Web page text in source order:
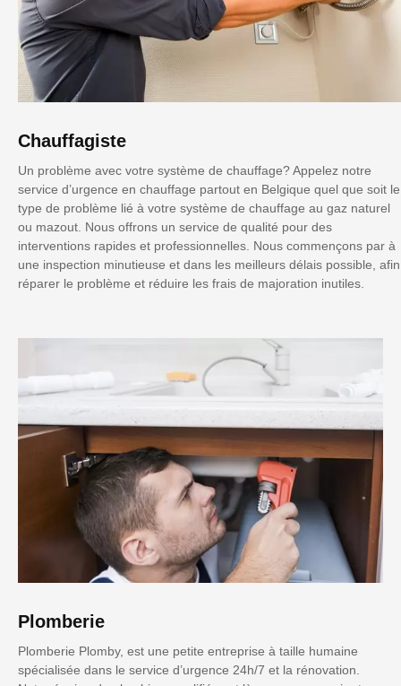
Chauffagiste
Un problème avec votre système de chauffage? Appelez notre
service d’urgence en chauffage partout en Belgique quel que soit le
type de problème lié à votre système de chauffage au gaz naturel
ou mazout. Nous offrons un service de qualité pour des
interventions rapides et professionnelles. Nous commençons par à
une inspection minutieuse et dans les meilleurs délais possible, afin
réparer le problème et réduire les frais de majoration inutiles.
Plomberie
Plomberie Plomby, est une petite entreprise à taille humaine
spécialisée dans le service d’urgence 24h/7 et la rénovation.